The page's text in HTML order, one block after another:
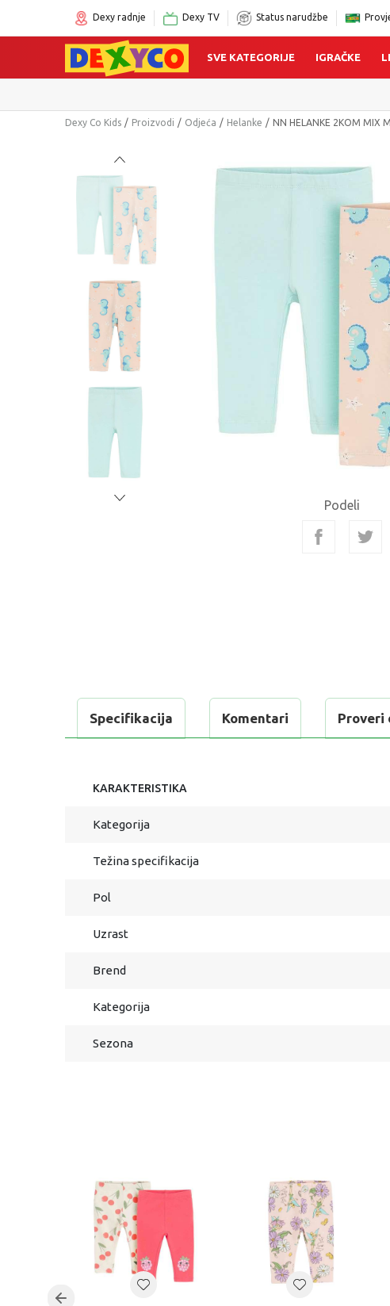
Dexy radnje Dexy TV Status narudžbe
SVE KATEGORIJE IGRAČKE
Dexy Co Kids Proizvodi Odjeća Helanke NN HELANKE 2KOM MIX
Podeli
Specifikacija Komentari Proveri
KARAKTERISTIKA
Kategorija
Težina specifikacija
Pol
Uzrast
Brend
Kategorija
Sezona